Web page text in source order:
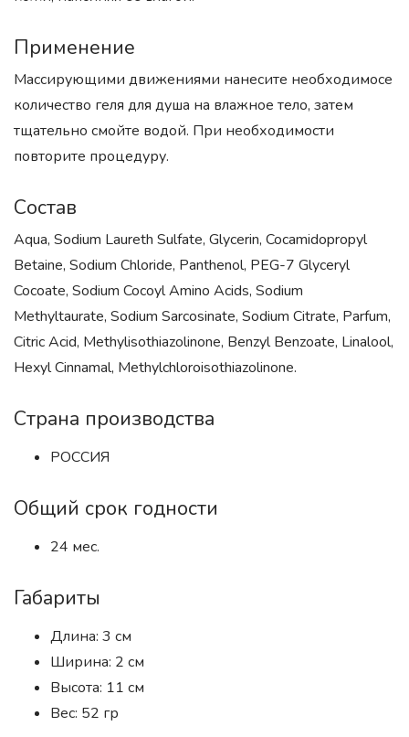
Применение
Массирующими движениями нанесите необходимосе
количество геля для душа на влажное тело, затем
тщательно смойте водой. При необходимости
повторите процедуру.
Состав
Aqua, Sodium Laureth Sulfate, Glycerin, Cocamidopropyl
Betaine, Sodium Chloride, Panthenol, PEG-7 Glyceryl
Cocoate, Sodium Cocoyl Amino Acids, Sodium
Methyltaurate, Sodium Sarcosinate, Sodium Citrate, Parfum,
Citric Acid, Methylisothiazolinone, Benzyl Benzoate, Linalool,
Hexyl Cinnamal, Methylchloroisothiazolinone.
Страна производства
РОССИЯ
Общий срок годности
24 мес.
Габариты
Длина: 3 см
Ширина: 2 см
Высота: 11 см
Вес: 52 гр